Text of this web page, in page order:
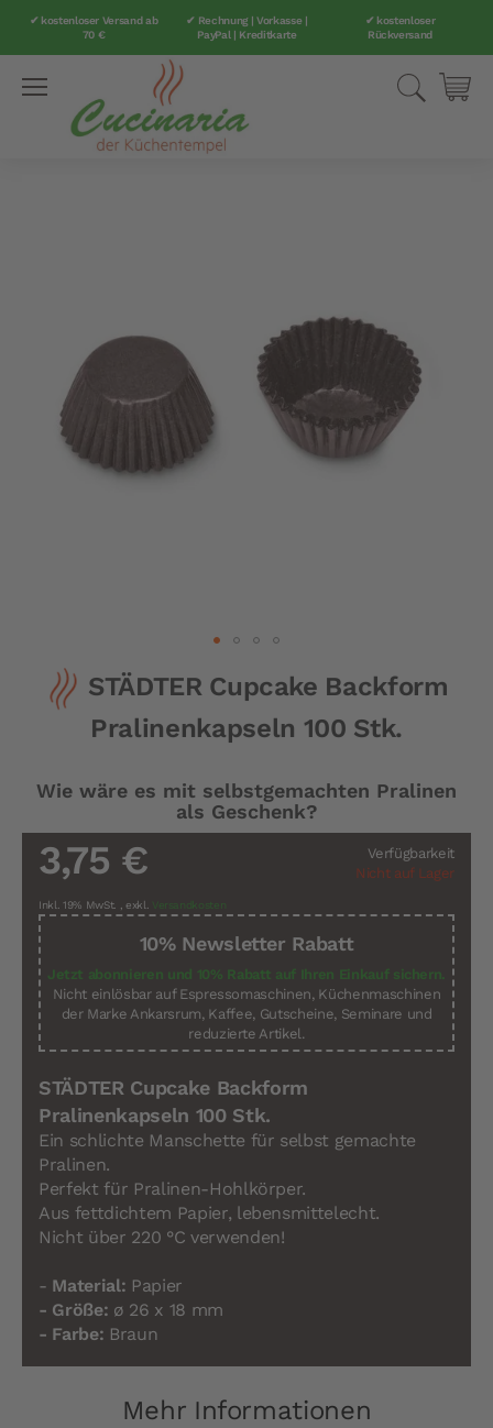
✔ kostenloser Versand ab
70 €
✔ Rechnung | Vorkasse |
PayPal | Kreditkarte
✔ kostenloser
Rückversand
Suche
Anfang
Bildergalerie
STÄDTER Cupcake Backform
Pralinenkapseln 100 Stk.
Wie wäre es mit selbstgemachten Pralinen
als Geschenk?
Verfügbarkeit
Nicht auf Lager
3,75 €
Inkl. 19% MwSt. , exkl. Versandkosten
10% Newsletter Rabatt
Jetzt abonnieren und 10% Rabatt auf Ihren Einkauf sichern.
Nicht einlösbar auf Espressomaschinen, Küchenmaschinen
der Marke Ankarsrum, Kaffee, Gutscheine, Seminare und
reduzierte Artikel.
STÄDTER Cupcake Backform
Pralinenkapseln 100 Stk.
Ein schlichte Manschette für selbst gemachte
Pralinen.
Perfekt für Pralinen-Hohlkörper.
Aus fettdichtem Papier, lebensmittelecht.
Nicht über 220 °C verwenden!
- Material: Papier
- Größe: ø 26 x 18 mm
- Farbe: Braun
Mehr Informationen